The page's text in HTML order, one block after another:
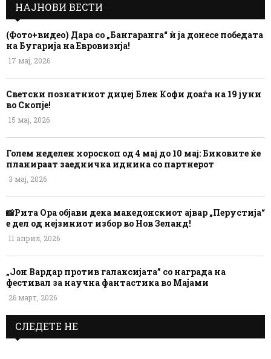
НАЈНОВИ ВЕСТИ
(Фото+видео) Дара со „Бангаранга“ ѝ ја донесе победата
на Бугарија на Евровизија!
17 мај, 2026
Светски познатниот диџеј Блек Кофи доаѓа на 19 јуни
во Скопје!
15 мај, 2026
Голем неделен хороскоп од 4 мај до 10 мај: Биковите ќе
планираат заедничка иднина со партнерот
3 мај, 2026
📸Рита Ора објави дека македонскиот ајвар „Перустија“
е дел од нејзиниот избор во Нов Зеланд!
11 април, 2026
„Јон Вардар против галаксијата” со награда на
фестивал за научна фантастика во Мајами
26 март, 2026
СЛЕДЕТЕ НЕ